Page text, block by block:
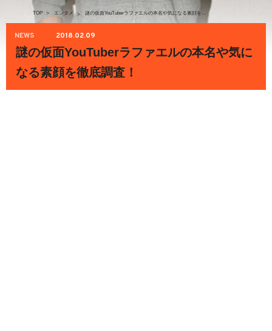
TOP > エンタメ > 謎の仮面YouTuberラファエルの本名や気になる素顔を徹底調査！
NEWS 2018.02.09
謎の仮面YouTuberラファエルの本名や気に
なる素顔を徹底調査！